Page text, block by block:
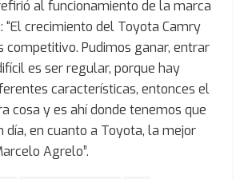
al funcionamiento de la marca
“El crecimiento del Toyota Camry
competitivo. Pudimos ganar, entrar
es ser regular, porque hay
características, entonces el
cosa y es ahí donde tenemos que
día, en cuanto a Toyota, la mejor
Agrelo”.